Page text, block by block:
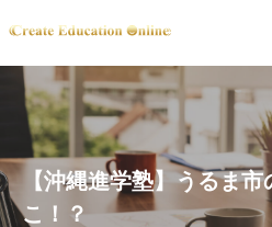
【沖縄進学塾】うるま
こ！？